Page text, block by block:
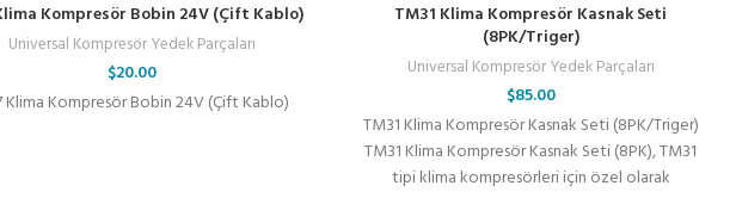
Kompresör Bobin 24V (Çift Kablo)
Universal Kompresör Yedek Parçaları
$20.00
Klima Kompresör Bobin 24V (Çift Kablo)
TM31 Klima Kompresör Kasnak Seti
(8PK/Triger)
Universal Kompresör Yedek Parçaları
$85.00
TM31 Klima Kompresör Kasnak Seti (8PK/Triger)
TM31 Klima Kompresör Kasnak Seti (8PK), TM31
tipi klima kompresörleri için özel olarak